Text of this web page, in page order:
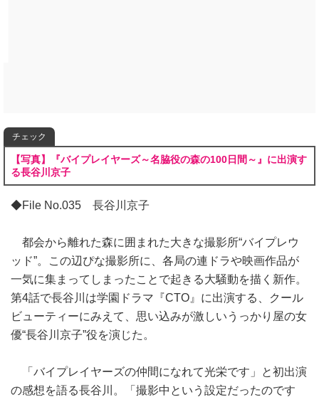
チェック
【写真】『バイプレイヤーズ～名脇役の森の100日間～』に出演す
る長谷川京子
◆File No.035 長谷川京子
都会から離れた森に囲まれた大きな撮影所“バイプレウ
ッド”。この辺ぴな撮影所に、各局の連ドラや映画作品が
一気に集まってしまったことで起きる大騒動を描く新作。
第4話で長谷川は学園ドラマ『CTO』に出演する、クール
ビューティーにみえて、思い込みが激しいうっかり屋の女
優“長谷川京子”役を演じた。
「バイプレイヤーズの仲間になれて光栄です」と初出演
の感想を語る長谷川。「撮影中という設定だったのです